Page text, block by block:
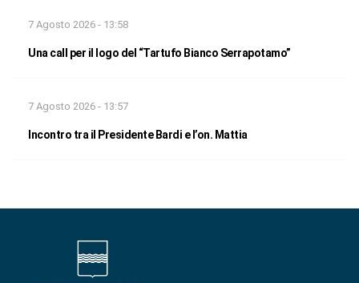
7 Agosto 2026 - 13:58
Una call per il logo del “Tartufo Bianco Serrapotamo”
7 Agosto 2026 - 13:57
Incontro tra il Presidente Bardi e l’on. Mattia